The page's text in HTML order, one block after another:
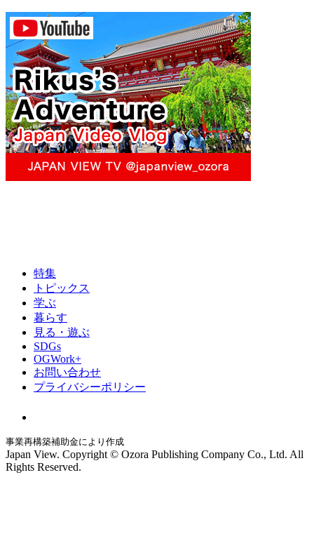
特集
トピックス
学ぶ
暮らす
見る・遊ぶ
SDGs
OGWork+
お問い合わせ
プライバシーポリシー
事業再構築補助金により作成
Japan View. Copyright © Ozora Publishing Company Co., Ltd. All
Rights Reserved.